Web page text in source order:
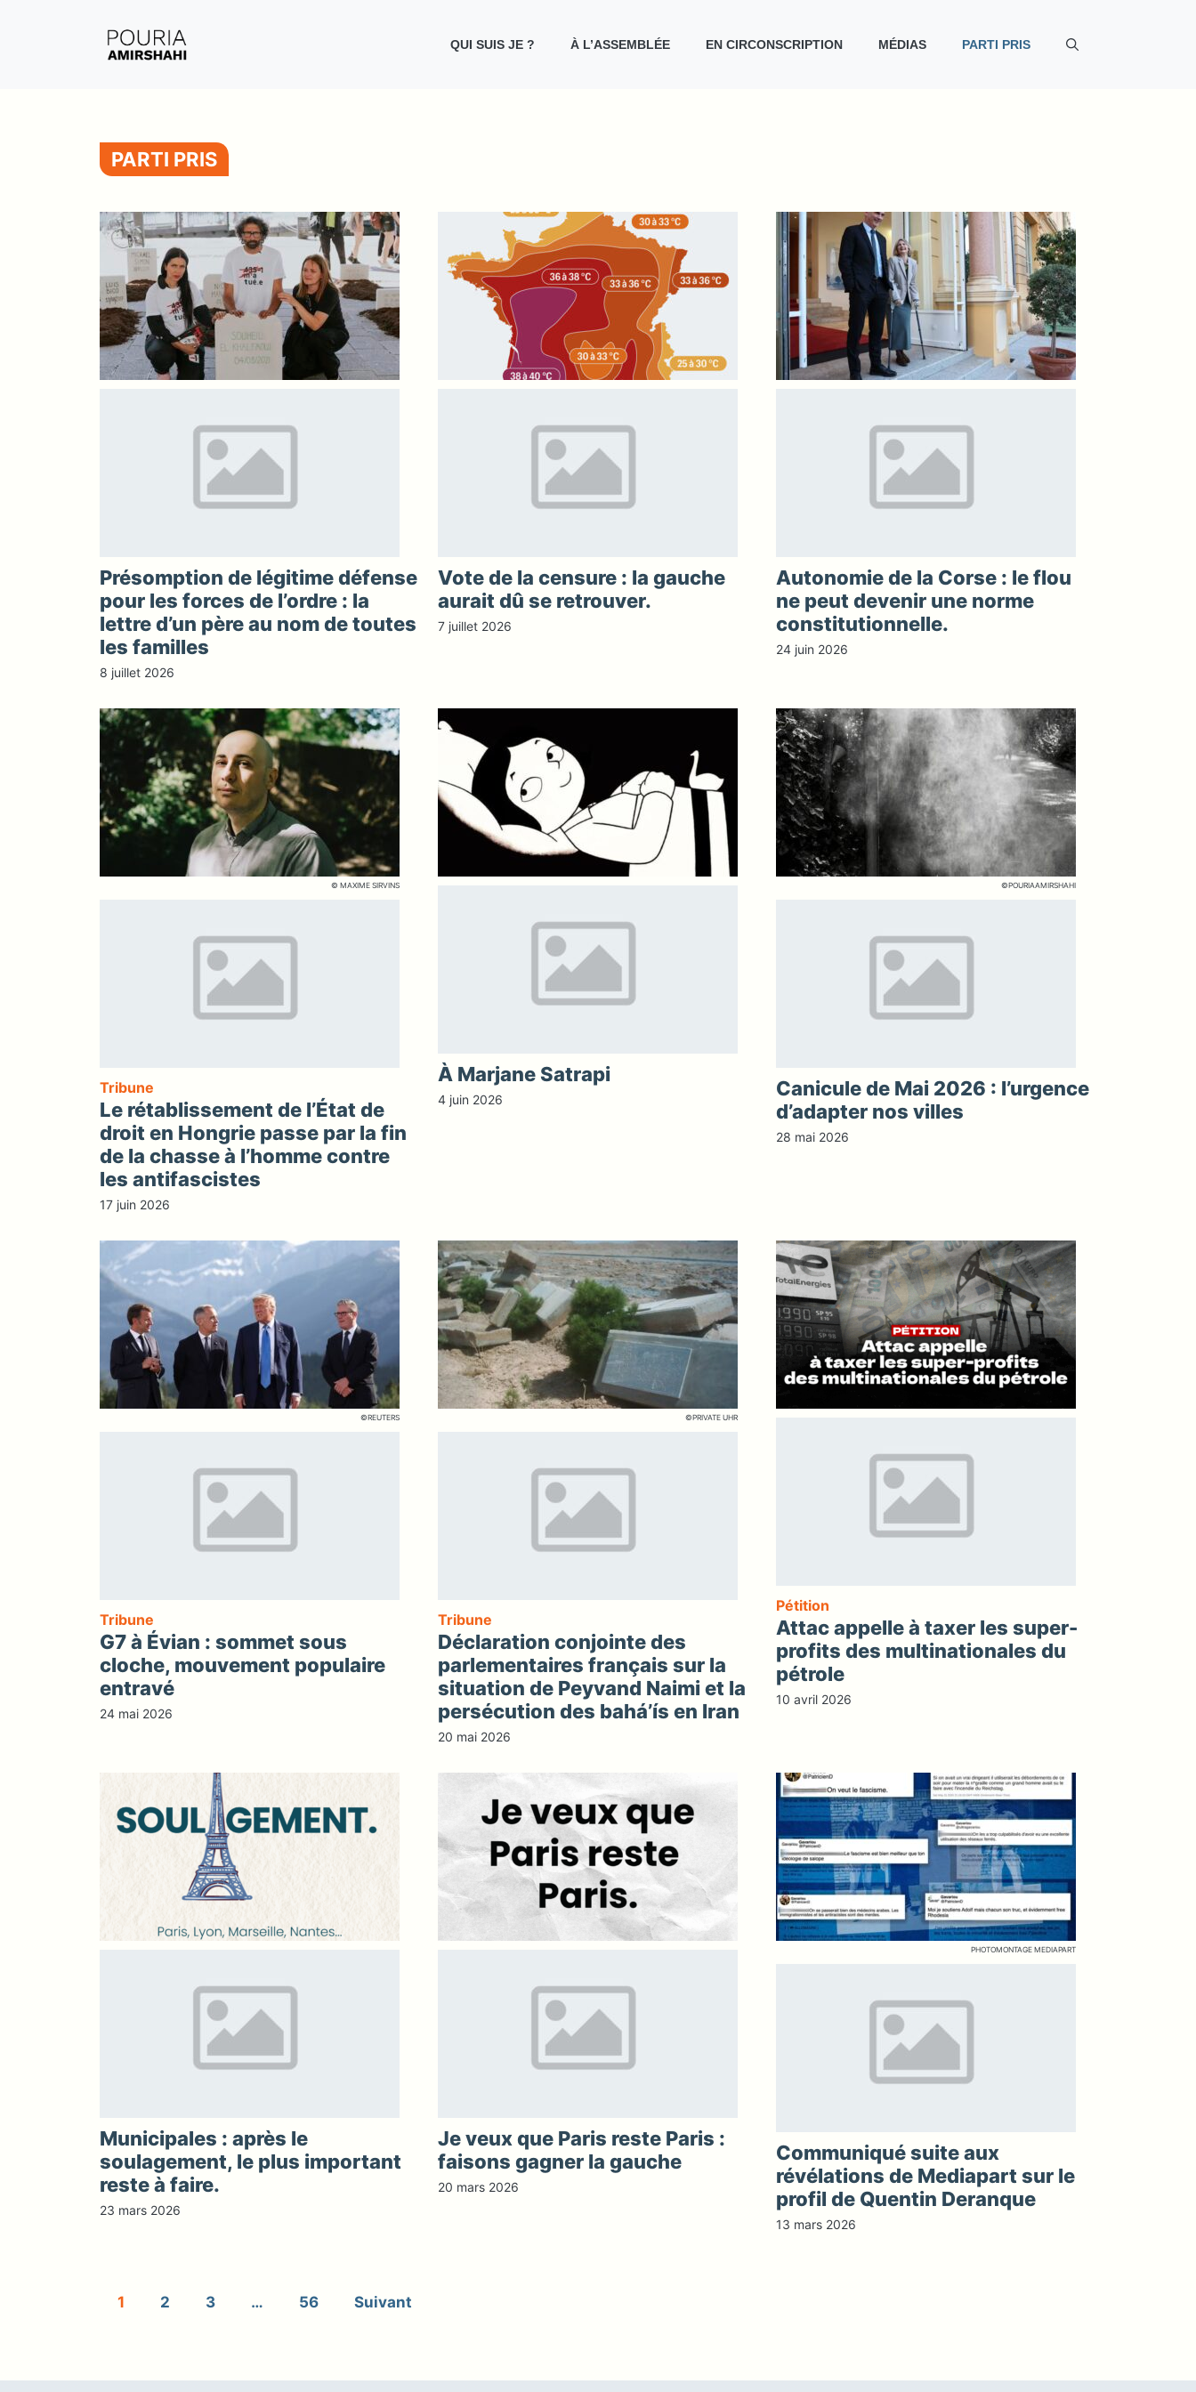
QUI SUIS JE ? À L’ASSEMBLÉE EN CIRCONSCRIPTION MÉDIAS PARTI PRIS
PARTI PRIS
Présomption de légitime défense
pour les forces de l’ordre : la
lettre d’un père au nom de toutes
les familles
8 juillet 2026
Vote de la censure : la gauche
aurait dû se retrouver.
7 juillet 2026
Autonomie de la Corse : le flou
ne peut devenir une norme
constitutionnelle.
24 juin 2026
© MAXIME SIRVINS
Tribune
Le rétablissement de l’État de
droit en Hongrie passe par la fin
de la chasse à l’homme contre
les antifascistes
17 juin 2026
À Marjane Satrapi
4 juin 2026
©POURIAAMIRSHAHI
Canicule de Mai 2026 : l’urgence
d’adapter nos villes
28 mai 2026
©REUTERS
Tribune
G7 à Évian : sommet sous
cloche, mouvement populaire
entravé
24 mai 2026
©PRIVATE UHR
Tribune
Déclaration conjointe des
parlementaires français sur la
situation de Peyvand Naimi et la
persécution des bahá’ís en Iran
20 mai 2026
Pétition
Attac appelle à taxer les super-
profits des multinationales du
pétrole
10 avril 2026
Municipales : après le
soulagement, le plus important
reste à faire.
23 mars 2026
Je veux que Paris reste Paris :
faisons gagner la gauche
20 mars 2026
PHOTOMONTAGE MEDIAPART
Communiqué suite aux
révélations de Mediapart sur le
profil de Quentin Deranque
13 mars 2026
1 2 3 … 56 Suivant